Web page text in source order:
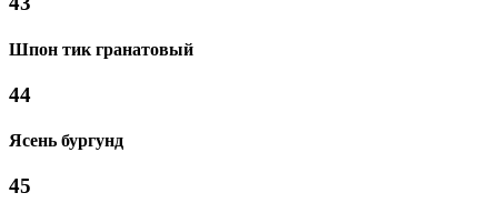
Шпон тик гранатовый
44
Ясень бургунд
45